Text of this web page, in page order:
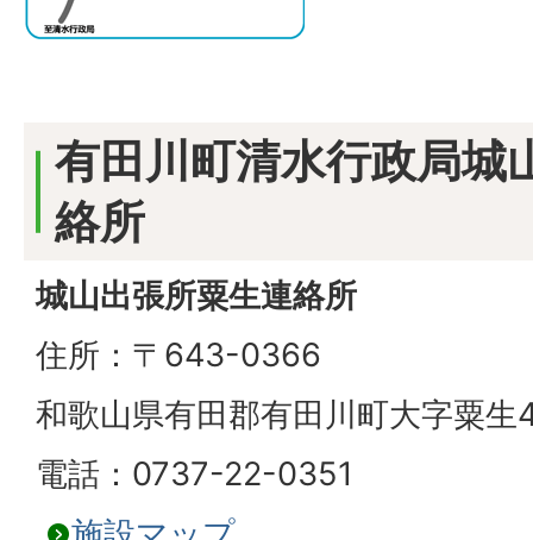
有田川町清水行政局城
絡所
城山出張所粟生連絡所
住所：〒643-0366
和歌山県有田郡有田川町大字粟生
電話：0737-22-0351